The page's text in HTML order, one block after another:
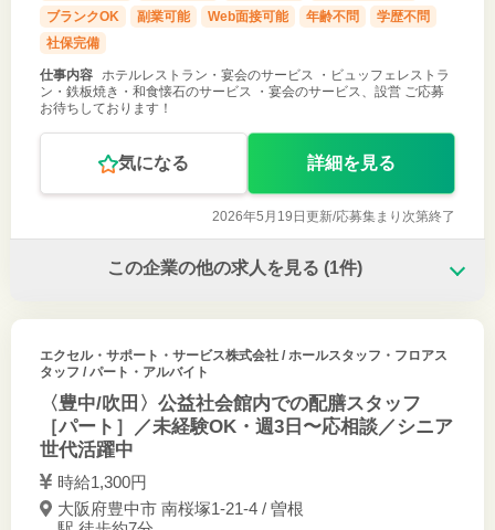
ブランクOK
副業可能 Web面接可能 年齢不問
学歴不問
社保完備
仕事内容 ホテルレストラン・宴会のサービス ・ビュッフェレストラ
ン・鉄板焼き・和食懐石のサービス ・宴会のサービス、設営 ご応募
お待ちしております！
気になる 詳細を見る
2026年5月19日更新/応募集まり次第終了
この企業の他の求人を見る (1件)
エクセル・サポート・サービス株式会社/ ホールスタッフ・フロアス
タッフ / パート・アルバイト
〈豊中/吹田〉公益社会館内での配膳スタッフ
［パート］／未経験OK・週3日〜応相談／シニア
世代活躍中
時給1,300円
大阪府豊中市 南桜塚1-21-4 / 曽根